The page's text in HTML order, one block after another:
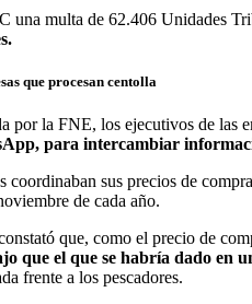
una multa de 62.406 Unidades
que procesan centolla
por la FNE, los ejecutivos de las
para intercambiar
coordinaban sus precios de
de cada año.
que, como el precio de
que el que se habría dado en
frente a los pescadores.